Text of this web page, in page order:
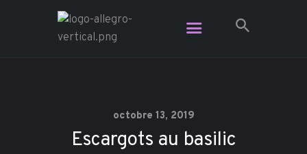
octobre 13, 2019
Escargots au basilic
Vidéo